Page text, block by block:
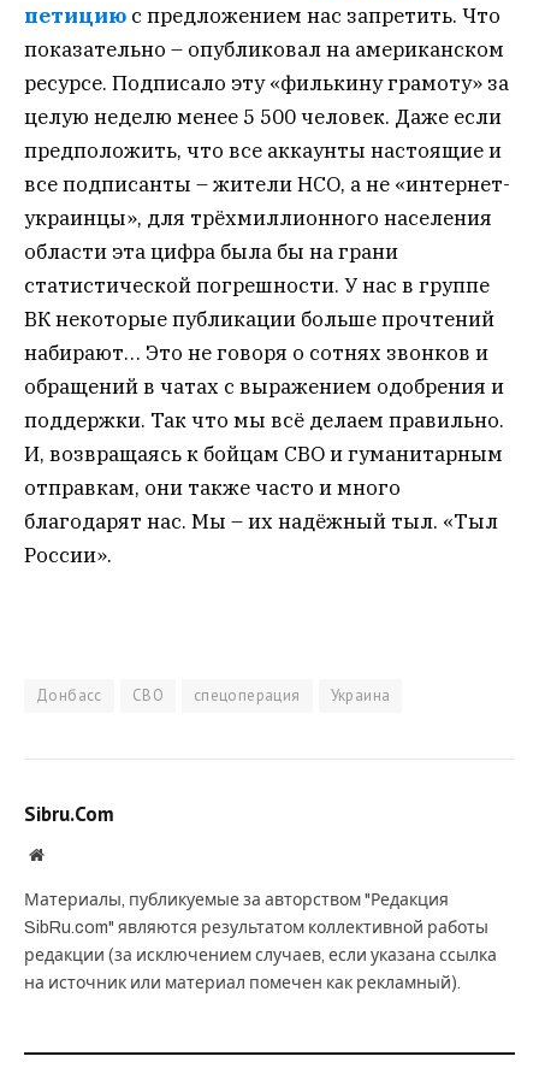
петицию с предложением нас запретить. Что
показательно – опубликовал на американском
ресурсе. Подписало эту «филькину грамоту» за
целую неделю менее 5 500 человек. Даже если
предположить, что все аккаунты настоящие и
все подписанты – жители НСО, а не «интернет-
украинцы», для трёхмиллионного населения
области эта цифра была бы на грани
статистической погрешности. У нас в группе
ВК некоторые публикации больше прочтений
набирают… Это не говоря о сотнях звонков и
обращений в чатах с выражением одобрения и
поддержки. Так что мы всё делаем правильно.
И, возвращаясь к бойцам СВО и гуманитарным
отправкам, они также часто и много
благодарят нас. Мы – их надёжный тыл. «Тыл
России».
Донбасс СВО спецоперация Украина
Sibru.Com
Website
Материалы, публикуемые за авторством "Редакция
SibRu.com" являются результатом коллективной работы
редакции (за исключением случаев, если указана ссылка
на источник или материал помечен как рекламный).